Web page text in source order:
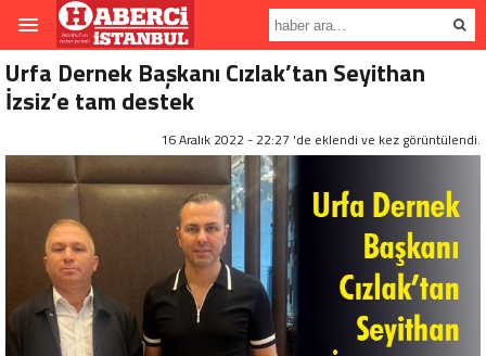
Urfa Dernek Başkanı Cızlak’tan Seyithan
İzsiz’e tam destek
16 Aralık 2022 - 22:27 'de eklendi ve kez görüntülendi.